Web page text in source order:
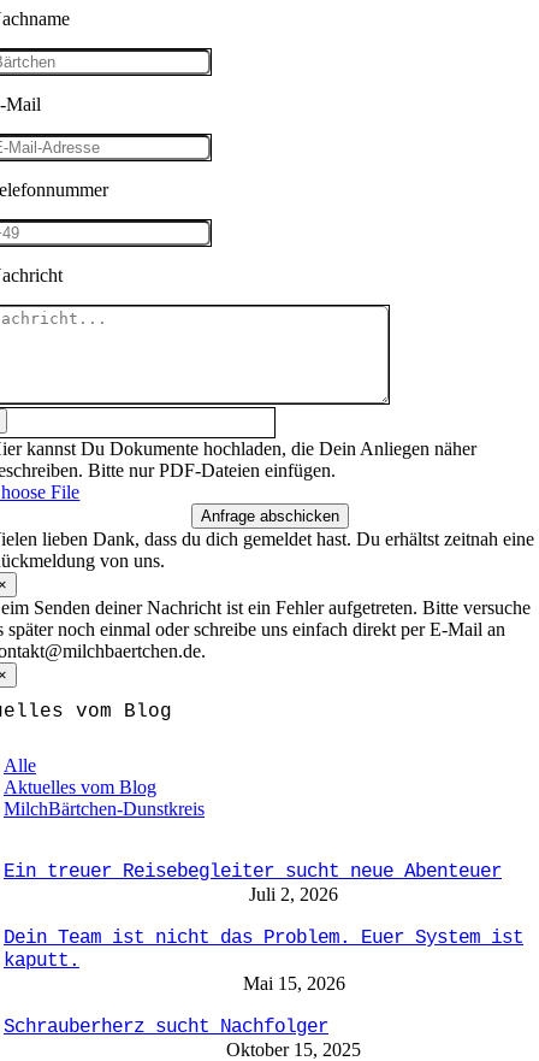
Mail
kannst Du Dokumente hochladen, die Dein Anliegen näher
Bitte nur PDF-Dateien einfügen.
File
Anfrage abschicken
lieben Dank, dass du dich gemeldet hast. Du erhältst zeitnah eine
von uns.
Senden deiner Nachricht ist ein Fehler aufgetreten. Bitte versuche
später noch einmal oder schreibe uns einfach direkt per E-Mail an
vom Blog
Alle
Aktuelles vom Blog
MilchBärtchen-Dunstkreis
Ein treuer Reisebegleiter sucht neue Abenteuer
Juli 2, 2026
Dein Team ist nicht das Problem. Euer System ist
kaputt.
Mai 15, 2026
Schrau­ber­herz sucht Nach­folger
Oktober 15, 2025